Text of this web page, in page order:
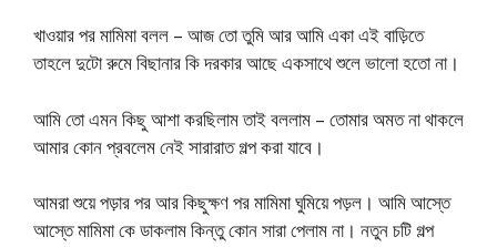
খাওয়ার পর মামিমা বলল – আজ তো তুমি আর আমি একা এই বাড়িতে
তাহলে দুটো রুমে বিছানার কি দরকার আছে একসাথে শুলে ভালো হতো না।
আমি তো এমন কিছু আশা করছিলাম তাই বললাম – তোমার অমত না থাকলে
আমার কোন প্রবলেম নেই সারারাত গল্প করা যাবে।
আমরা শুয়ে পড়ার পর আর কিছুক্ষণ পর মামিমা ঘুমিয়ে পড়ল। আমি আস্তে
আস্তে মামিমা কে ডাকলাম কিন্তু কোন সারা পেলাম না। নতুন চটি গল্প